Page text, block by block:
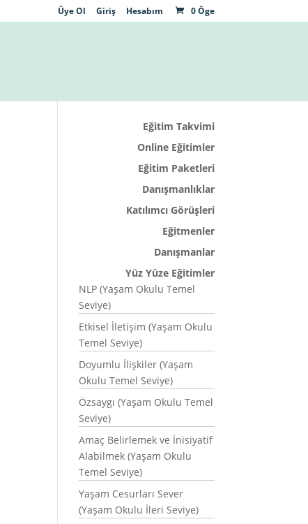
Üye Ol Giriş Hesabım 0 Öge
Eğitim Takvimi
Online Eğitimler
Eğitim Paketleri
Danışmanlıklar
Katılımcı Görüşleri
Eğitmenler
Danışmanlar
Yüz Yüze Eğitimler
NLP (Yaşam Okulu Temel
Seviye)
Etkisel İletişim (Yaşam Okulu
Temel Seviye)
Doyumlu İlişkiler (Yaşam
Okulu Temel Seviye)
Özsaygı (Yaşam Okulu Temel
Seviye)
Amaç Belirlemek ve İnisiyatif
Alabilmek (Yaşam Okulu
Temel Seviye)
Yaşam Cesurları Sever
(Yaşam Okulu İleri Seviye)